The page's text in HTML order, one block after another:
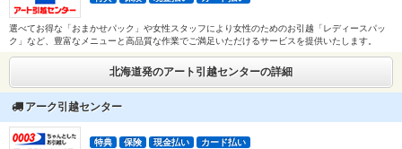
選べてお得な「おまかせパック」や女性スタッフにより女性のためのお引越「レディースパッ
ク」など、豊富なメニューと高品質な作業でご満足いただけるサービスを提供いたします。
北海道発のアート引越センターの詳細
アーク引越センター
特典 保険 現金払い カード払い